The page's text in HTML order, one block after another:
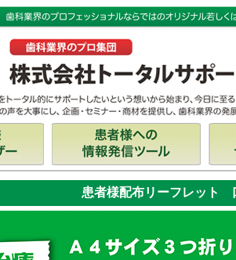
患者様配布リーフレット